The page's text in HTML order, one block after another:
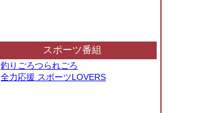
スポーツ番組
釣りごろつられごろ
全力応援 スポーツLOVERS